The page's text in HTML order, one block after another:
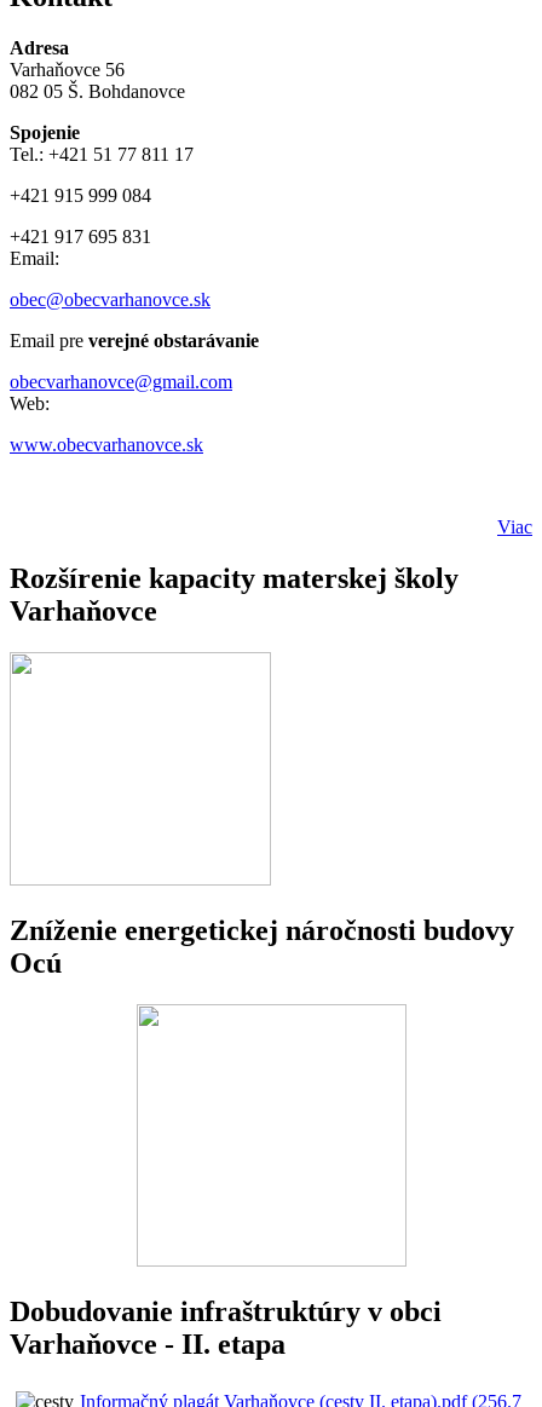
Adresa
Varhaňovce 56
082 05 Š. Bohdanovce
Spojenie
Tel.: +421 51 77 811 17
+421 915 999 084
+421 917 695 831
Email:
obec@obecvarhanovce.sk
Email pre verejné obstarávanie
obecvarhanovce@gmail.com
Web:
www.obecvarhanovce.sk
Viac
Rozšírenie kapacity materskej školy
Varhaňovce
Zníženie energetickej náročnosti budovy
Ocú
Dobudovanie infraštruktúry v obci
Varhaňovce - II. etapa
Informačný plagát Varhaňovce (cesty II. etapa).pdf (256.7